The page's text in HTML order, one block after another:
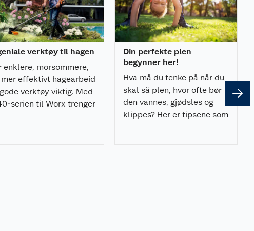
verktøy til hagen
enklere, morsommere,
mer effektivt hagearbeid
verktøy viktig. Med
serien til Worx trenger
Din perfekte plen
begynner her!
Hva må du tenke på når du
skal så plen, hvor ofte bør
den vannes, gjødsles og
klippes? Her er tipsene som